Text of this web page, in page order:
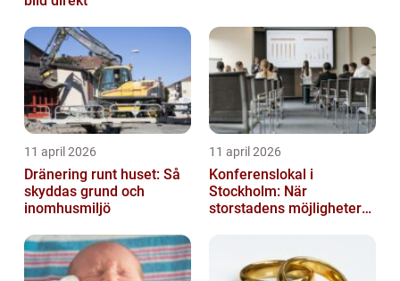
11 april 2026
Dränering runt huset: Så
skyddas grund och
inomhusmiljö
11 april 2026
Konferenslokal i
Stockholm: När
storstadens möjligheter